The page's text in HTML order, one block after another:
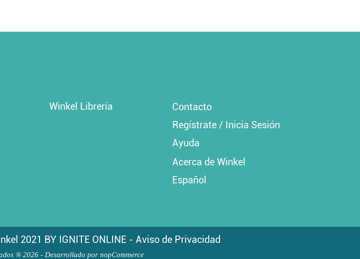
Winkel Librería
Contacto
Regístrate / Inicia Sesión
Ayuda
Acerca de Winkel
Español
2021 BY IGNITE ONLINE - Aviso de Privacidad
® 2026 - Desarrollado por nopCommerce